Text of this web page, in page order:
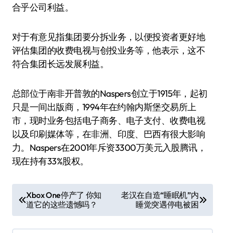
合乎公司利益。
对于有意见指集团要分拆业务，以便投资者更好地
评估集团的收费电视与创投业务等，他表示，这不
符合集团长远发展利益。
总部位于南非开普敦的Naspers创立于1915年，起初
只是一间出版商，1994年在约翰内斯堡交易所上
市，现时业务包括电子商务、电子支付、收费电视
以及印刷媒体等，在非洲、印度、巴西有很大影响
力。Naspers在2001年斥资3300万美元入股腾讯，
现在持有33%股权。
章
导
Xbox One停产了 你知
道它的这些遗憾吗？
老汉在自造“睡眠机”内
睡觉突遇停电被困